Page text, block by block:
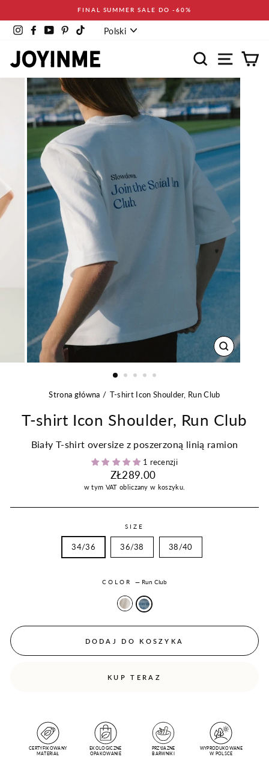
FINAL SUMMER SALE DO -60%
InstagramFacebookYouTubePinterestTikTokJęzyk
Polski
Wyszukaj
ZAMKNIJ
Strona główna T-shirt Icon Shoulder, Run Club
T-shirt Icon Shoulder, Run Club
Biały T-shirt oversize z poszerzoną linią ramion
1 recenzji
Regularna
cena
ZŁ289.00
w tym VAT obliczany w koszyku.
SIZE
34/36 36/38 38/40
COLOR — Run Club
DODAJ DO KOSZYKA
KUP TERAZ
CERTYFIKOWANY
MATERIAŁ
EKOLOGICZNE
OPAKOWANIE
PRZYJAZNE
BARWNIKI
WYPRODUKOWANE
W POLSCE